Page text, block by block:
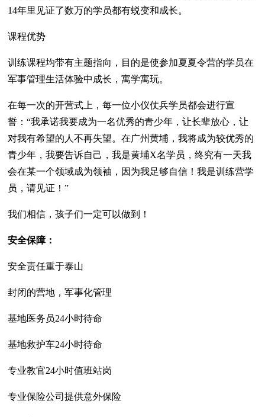
14年里见证了数万的学员都有蜕变和成长。
课程优势
训练课程均带有主题指向，目的是使参加夏夏令营的学员在
军事管理生活体验中成长，寓学寓玩。
在每一次的开营式上，每一位小仪仗兵学员都会进行宣
誓：“我承诺我要成为一名优秀的青少年，让长辈放心，让
对我有希望的人不再失望。在广州黄埔，我将成为较优秀的
青少年，我要告诉自己，我是黄埔X名学员，终究有一天我
会在某一个领域成为领袖，因为我足够自信！我是训练营学
员，请见证！”
我们相信，孩子们一定可以做到！
安全保障：
安全责任重于泰山
封闭的营地，军事化管理
基地医务员24小时待命
基地救护车24小时待命
专业教官24小时值班站岗
专业保险公司提供意外保险